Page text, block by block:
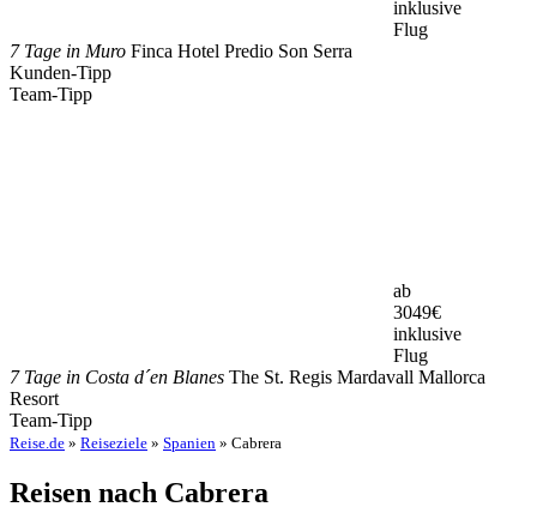
inklusive
Flug
7 Tage in Muro Finca Hotel Predio Son Serra
Kunden-Tipp
Team-Tipp
ab
3049€
inklusive
Flug
7 Tage in Costa d´en Blanes The St. Regis Mardavall Mallorca
Resort
Team-Tipp
Reise.de » Reiseziele » Spanien » Cabrera
Reisen nach Cabrera